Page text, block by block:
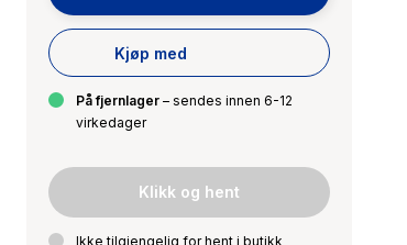
Kjøp med
På fjernlager – sendes innen 6-12
virkedager
Klikk og hent
Ikke tilgjengelig for hent i butikk